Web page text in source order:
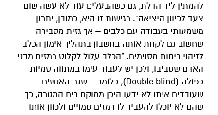
להמתין ליד הדלת, גם כשהבעלים עוד לא עשה שום
צעד לכיוון היציאה". רגישות זו היא, כמובן, יתרון
משמעותי בעבודה עם כלבים – אך גזית מסבירה
שחשוב גם לקחת אותה בחשבון בתהליך אימון הכלב
לזיהוי ריחות מסוימים. "הכלב עלול לקלוט רמזים מבני
האדם שסביבו, ולכן יש לעבוד עימו במתווה סמיות
כפולה (Double blind), כלומר – שגם האנשים
שעובדים איתו לא ידעו היכן ממוקם ריח המטרה, כך
שהם לא יוכלו להעביר לו רמזים סמויים ולכוון אותו